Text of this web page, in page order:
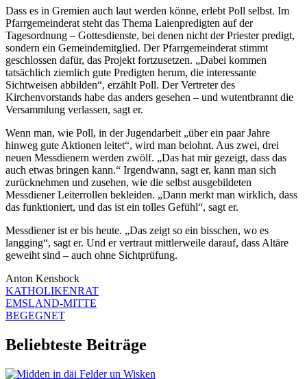
Dass es in Gremien auch laut werden könne, erlebt Poll selbst. Im
Pfarrgemeinderat steht das Thema Laienpredigten auf der
Tagesordnung – Gottesdienste, bei denen nicht der Priester predigt,
sondern ein Gemeindemitglied. Der Pfarrgemeinderat stimmt
geschlossen dafür, das Projekt fortzusetzen. „Dabei kommen
tatsächlich ziemlich gute Predigten herum, die interessante
Sichtweisen abbilden“, erzählt Poll. Der Vertreter des
Kirchenvorstands habe das anders gesehen – und wutentbrannt die
Versammlung verlassen, sagt er.
Wenn man, wie Poll, in der Jugendarbeit „über ein paar Jahre
hinweg gute Aktionen leitet“, wird man belohnt. Aus zwei, drei
neuen Messdienern werden zwölf. „Das hat mir gezeigt, dass das
auch etwas bringen kann.“ Irgendwann, sagt er, kann man sich
zurücknehmen und zusehen, wie die selbst ausgebildeten
Messdiener Leiterrollen bekleiden. „Dann merkt man wirklich, dass
das funktioniert, und das ist ein tolles Gefühl“, sagt er.
Messdiener ist er bis heute. „Das zeigt so ein bisschen, wo es
langging“, sagt er. Und er vertraut mittlerweile darauf, dass Altäre
geweiht sind – auch ohne Sichtprüfung.
Anton Kensbock
KATHOLIKENRAT
EMSLAND-MITTE
BEGEGNET
Beliebteste Beiträge